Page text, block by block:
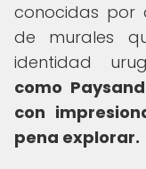
conocidas por
de murales
identidad
como
con
pena explorar.